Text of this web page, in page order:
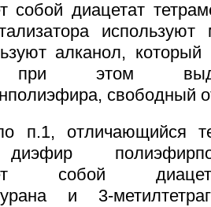
собой диацетат
алканол, который
при этом
свободный
п.1, отличающийся
собой
и 3-